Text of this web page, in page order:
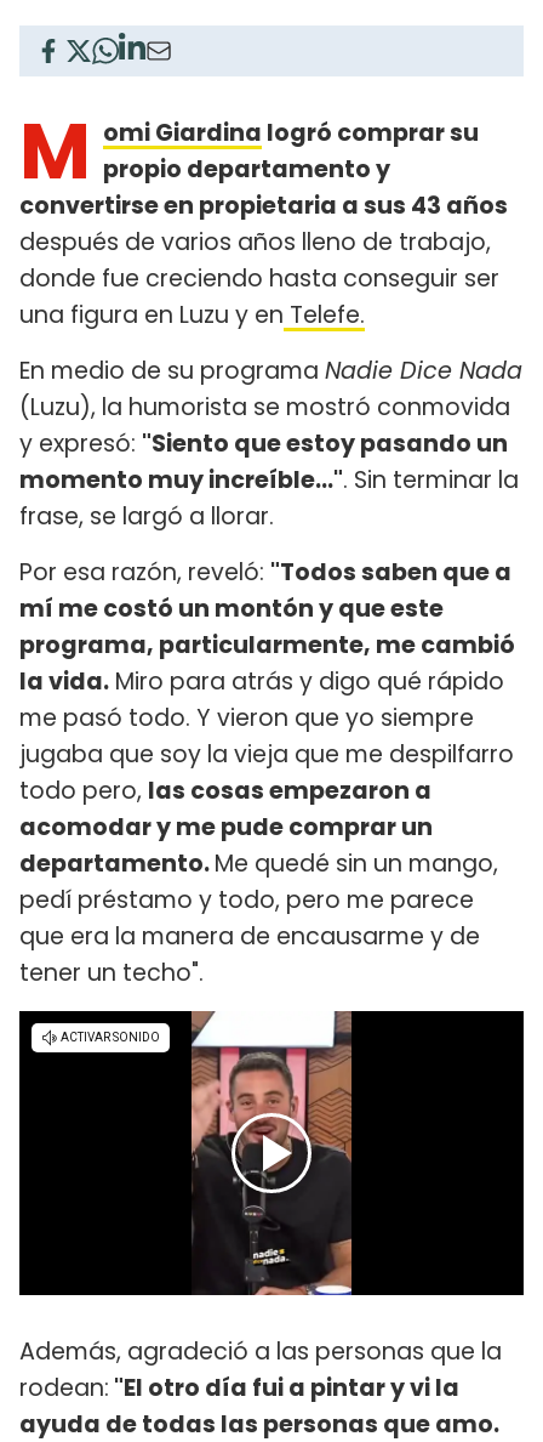
M omi Giardina logró comprar su
propio departamento y
convertirse en propietaria a sus 43 años
después de varios años lleno de trabajo,
donde fue creciendo hasta conseguir ser
una figura en Luzu y en Telefe.
En medio de su programa Nadie Dice Nada
(Luzu), la humorista se mostró conmovida
y expresó: "Siento que estoy pasando un
momento muy increíble...". Sin terminar la
frase, se largó a llorar.
Por esa razón, reveló: "Todos saben que a
mí me costó un montón y que este
programa, particularmente, me cambió
la vida. Miro para atrás y digo qué rápido
me pasó todo. Y vieron que yo siempre
jugaba que soy la vieja que me despilfarro
todo pero, las cosas empezaron a
acomodar y me pude comprar un
departamento.Me quedé sin un mango,
pedí préstamo y todo, pero me parece
que era la manera de encausarme y de
tener un techo".
Además, agradeció a las personas que la
rodean: "El otro día fui a pintar y vi la
ayuda de todas las personas que amo.